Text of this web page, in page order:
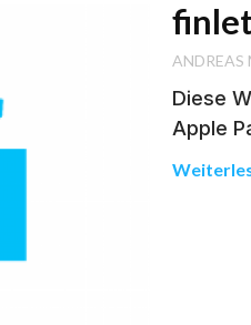
ANDREAS
Diese
Apple